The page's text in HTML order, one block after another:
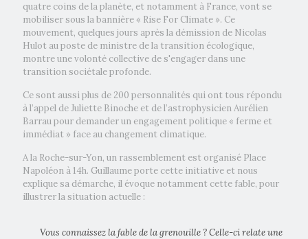
quatre coins de la planète, et notamment à France, vont se
mobiliser sous la bannière « Rise For Climate ». Ce
mouvement, quelques jours après la démission de Nicolas
Hulot au poste de ministre de la transition écologique,
montre une volonté collective de s'engager dans une
transition sociétale profonde.
Ce sont aussi plus de 200 personnalités qui ont tous répondu
à l’appel de Juliette Binoche et de l’astrophysicien Aurélien
Barrau pour demander un engagement politique « ferme et
immédiat » face au changement climatique.
A la Roche-sur-Yon, un rassemblement est organisé Place
Napoléon à 14h. Guillaume porte cette initiative et nous
explique sa démarche, il évoque notamment cette fable, pour
illustrer la situation actuelle :
Vous connaissez la fable de la grenouille ? Celle-ci relate une